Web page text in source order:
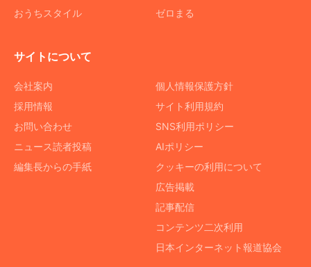
おうちスタイル
ゼロまる
サイトについて
会社案内
採用情報
お問い合わせ
ニュース読者投稿
編集長からの手紙
個人情報保護方針
サイト利用規約
SNS利用ポリシー
AIポリシー
クッキーの利用について
広告掲載
記事配信
コンテンツ二次利用
日本インターネット報道協会